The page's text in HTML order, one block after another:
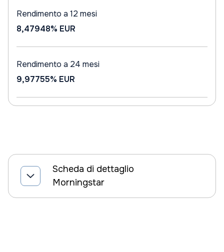
Rendimento a 12 mesi
8,47948% EUR
Rendimento a 24 mesi
9,97755% EUR
Scheda di dettaglio
Morningstar